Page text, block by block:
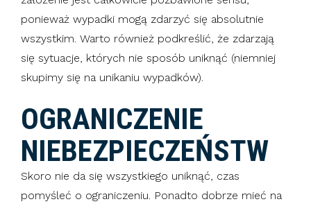
ponieważ wypadki mogą zdarzyć się absolutnie
wszystkim. Warto również podkreślić, że zdarzają
się sytuacje, których nie sposób uniknąć (niemniej
skupimy się na unikaniu wypadków).
OGRANICZENIE
NIEBEZPIECZEŃSTW
Skoro nie da się wszystkiego uniknąć, czas
pomyśleć o ograniczeniu. Ponadto dobrze mieć na